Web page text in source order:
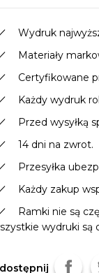
Wydruk
Materiały
Certyfikowane
Każdy wydruk
Przed wysyłką
14 dni na zwrot.
Przesyłka
Każdy zakup
Ramki nie są
wydruki są